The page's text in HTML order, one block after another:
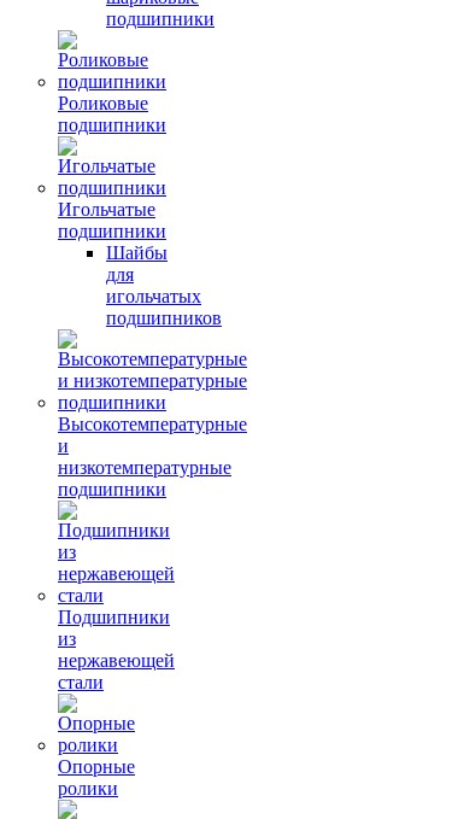
подшипники
Роликовые
подшипники
Игольчатые
подшипники
Шайбы
для
игольчатых
подшипников
Высокотемпературные
и
низкотемпературные
подшипники
Подшипники
из
нержавеющей
стали
Опорные
ролики